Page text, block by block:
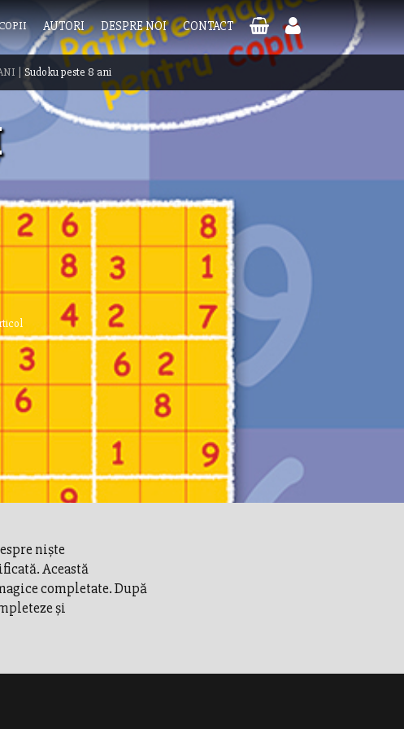
AUTORI DESPRE NOI CONTACT
Sudoku peste 8 ani
nişte
Această
completate. După
şi